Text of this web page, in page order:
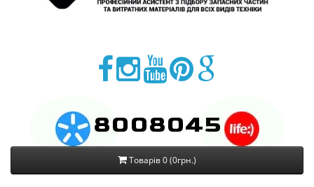
8008045
Товарів 0 (0грн.)